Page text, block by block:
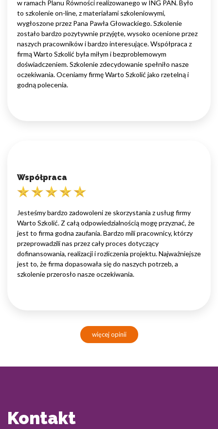
w ramach Planu Równości realizowanego w ING PAN. Było
to szkolenie on-line, z materiałami szkoleniowymi,
wygłoszone przez Pana Pawła Głowackiego. Szkolenie
zostało bardzo pozytywnie przyjęte, wysoko ocenione przez
naszych pracowników i bardzo interesujące. Współpraca z
firmą Warto Szkolić była miłym i bezproblemowym
doświadczeniem. Szkolenie zdecydowanie spełniło nasze
oczekiwania. Oceniamy firmę Warto Szkolić jako rzetelną i
godną polecenia.
Współpraca
Jesteśmy bardzo zadowoleni ze skorzystania z usług firmy
Warto Szkolić. Z całą odpowiedzialnością mogę przyznać, że
jest to firma godna zaufania. Bardzo mili pracownicy, którzy
przeprowadzili nas przez cały proces dotyczący
dofinansowania, realizacji i rozliczenia projektu. Najważniejsze
jest to, że firma dopasowała się do naszych potrzeb, a
szkolenie przerosło nasze oczekiwania.
więcej opinii
Kontakt